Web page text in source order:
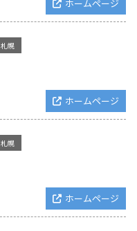
ホームページ
札幌
ホームページ
札幌
ホームページ